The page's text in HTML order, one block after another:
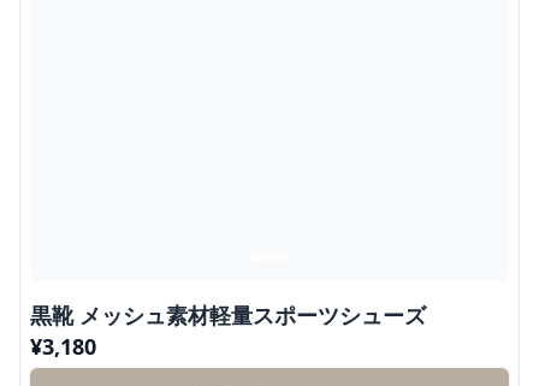
黒靴 メッシュ素材軽量スポーツシューズ
¥3,180